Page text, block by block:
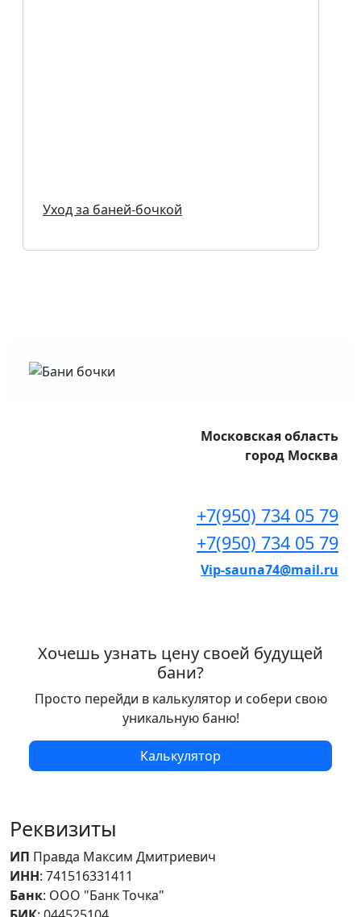
Уход за баней-бочкой
Московская область
город Москва
+7(950) 734 05 79
+7(950) 734 05 79
Vip-sauna74@mail.ru
Хочешь узнать цену своей будущей
бани?
Просто перейди в калькулятор и собери свою
уникальную баню!
Калькулятор
Реквизиты
ИП Правда Максим Дмитриевич
ИНН: 741516331411
Банк: ООО "Банк Точка"